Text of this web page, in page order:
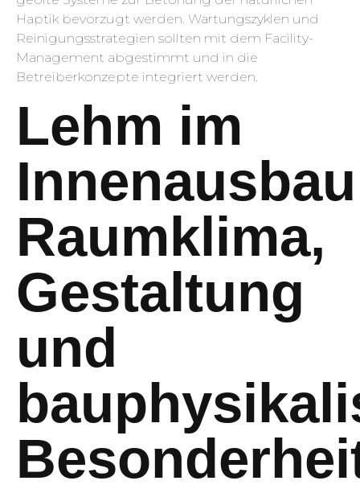
Haptik bevorzugt werden. Wartungszyklen und
Reinigungsstrategien sollten mit dem Facility-
Management abgestimmt und in die
Betreiberkonzepte integriert werden.
Lehm im
Raumklima,
Gestaltung
und